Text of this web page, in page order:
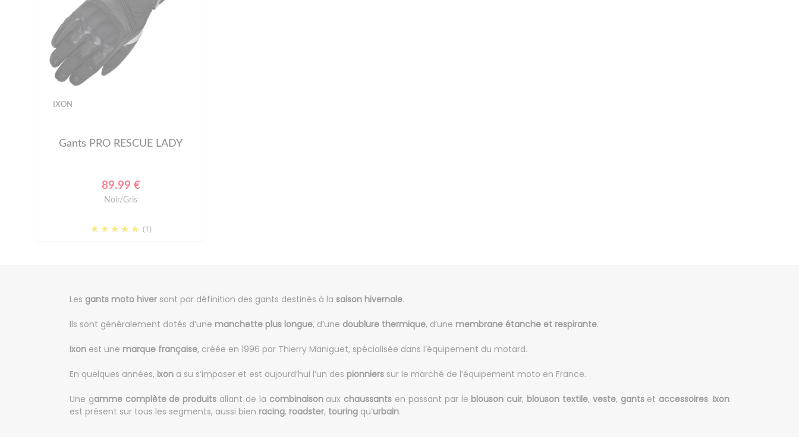
IXON
Gants PRO RESCUE LADY
89.99 €
Noir/Gris
(1)
Les gants moto hiver sont par définition des gants destinés à la saison hivernale.
Ils sont généralement dotés d’une manchette plus longue, d’une doublure thermique, d’une membrane étanche et respirante.
Ixon est une marque française, créée en 1996 par Thierry Maniguet, spécialisée dans l’équipement du motard.
En quelques années, Ixon a su s’imposer et est aujourd’hui l’un des pionniers sur le marché de l’équipement moto en France.
Une gamme complète de produits allant de la combinaisonaux chaussants en passant par le blouson cuir, blouson textile, veste, gantset accessoires. Ixon
est présent sur tous les segments, aussi bien racing, roadster, touring qu’urbain.